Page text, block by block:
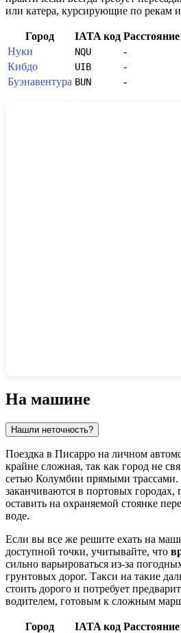
или катера, курсирующие по рекам
Город IATA код Расстояние
Нуки
NQU -
Кибдо
UIB -
Буэнавентура BUN -
На машине
Нашли неточность?
Поездка в Писарро на личном
крайне сложная, так как город не
сетью Колумбии прямыми трассами.
заканчиваются в портовых городах,
оставить на охраняемой стоянке
воде.
Если вы все же решите ехать на
доступной точки, учитывайте, что
сильно варьироваться из-за
грунтовых дорог. Такси на такие
стоить дорого и потребует
водителем, готовым к сложным
Город IATA код Расстояние